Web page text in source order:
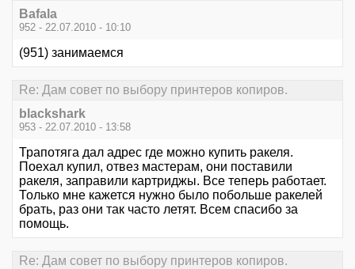
Bafala
952 - 22.07.2010 - 10:10
(951) занимаемся
Re: Дам совет по выбору принтеров копиров.
blackshark
953 - 22.07.2010 - 13:58
Трапотяга дал адрес где можно купить ракеля.
Поехал купил, отвез мастерам, они поставили
ракеля, заправили картриджы. Все теперь работает.
Только мне кажется нужно было побольше ракелей
брать, раз они так часто летят. Всем спасибо за
помощь.
Re: Дам совет по выбору принтеров копиров.